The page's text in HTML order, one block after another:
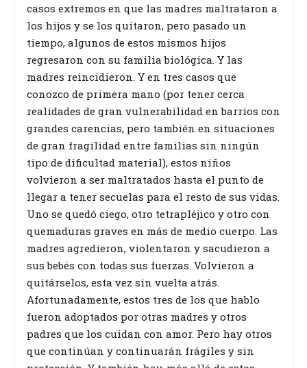
casos extremos en que las madres maltrataron a
los hijos y se los quitaron, pero pasado un
tiempo, algunos de estos mismos hijos
regresaron con su familia biológica. Y las
madres reincidieron. Y en tres casos que
conozco de primera mano (por tener cerca
realidades de gran vulnerabilidad en barrios con
grandes carencias, pero también en situaciones
de gran fragilidad entre familias sin ningún
tipo de dificultad material), estos niños
volvieron a ser maltratados hasta el punto de
llegar a tener secuelas para el resto de sus vidas.
Uno se quedó ciego, otro tetrapléjico y otro con
quemaduras graves en más de medio cuerpo. Las
madres agredieron, violentaron y sacudieron a
sus bebés con todas sus fuerzas. Volvieron a
quitárselos, esta vez sin vuelta atrás.
Afortunadamente, estos tres de los que hablo
fueron adoptados por otras madres y otros
padres que los cuidan con amor. Pero hay otros
que continúan y continuarán frágiles y sin